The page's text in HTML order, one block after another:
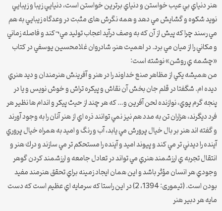
هنر دنياي بي عيب خواستن و دنياي برترين خواستن است، دنيايي زيبا و زيبايي
نويد شکوه و گشايش مي دهد و همه نگرش های مثبت در وعدگاه زيبايي به هم
مي رسند چرا كه پيش از آن كه به وصف درآيد اعجاب توليد مي¬كند و فاصله زماني
و مكاني را از ميان مي برد. در اهميت هنر، شادروان غلامحسين يوسفي در كتاب
«چشمه ي روشن» نوشته است:
من هميشه يكي از مظاهر صنع خداوند را در هنر و آفرينش هنرمندان و ديد هنري
ديده ام. شگفتا در قلم جان بخش آن نقاش و پيكره تراش و خوش نويس و يا در
پنجه گرم پوي، نوازنده لحن آفرين و… كه هر چند از حيث پيكر و اندام ها نظير هر
فرد ديگرند، هزاران تن به مدد هم نيز نمي توانند ذره اي از هنر آنان را به وجود آورند
و گفته اند هنر بر بال خيال پرورش مي يابد، آب و رنگ و اميد به همراه خيال پروري
آينده را ديدني تر مي كند و پيوند اميد و آينده را مستحكم تر مي سازند و درك هنر و
انتقال تجربه ي ارزشمند هنري مي تواند در تعادل جامعه و ارزشمند كردن گوهر
وجودي هر انسان مؤثر باشد و اين همان ايجاد زمينه براي تحقق هنرمند مفيد
بودن است. (تیموری: 1394، 2) در این راستا كه سرمايه اي عظیم است که دست
مايه هر دبير هنر